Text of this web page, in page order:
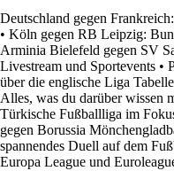
Deutschland gegen
• Köln gegen RB Leipzig:
Arminia Bielefeld gegen SV
Livestream und Sportevents •
über die englische Liga
Alles, was du darüber wissen
Türkische Fußballliga im
gegen Borussia
spannendes Duell auf dem
Europa League und